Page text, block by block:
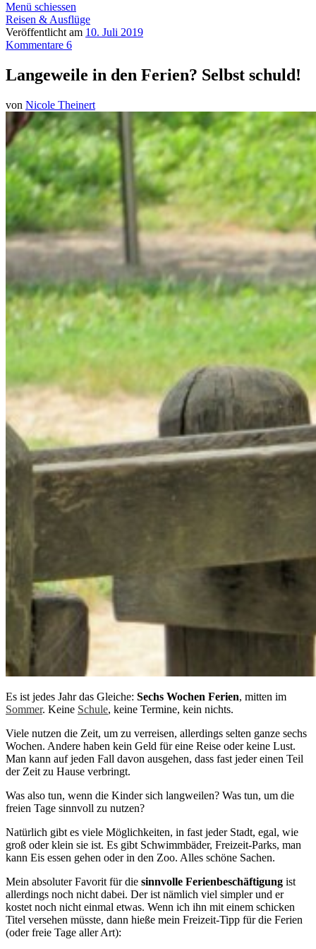
Menü schiessen
Reisen & Ausflüge
Veröffentlicht am 10. Juli 2019
Kommentare 6
Langeweile in den Ferien? Selbst schuld!
von Nicole Theinert
Es ist jedes Jahr das Gleiche: Sechs Wochen Ferien, mitten im
Sommer. Keine Schule, keine Termine, kein nichts.
Viele nutzen die Zeit, um zu verreisen, allerdings selten ganze sechs
Wochen. Andere haben kein Geld für eine Reise oder keine Lust.
Man kann auf jeden Fall davon ausgehen, dass fast jeder einen Teil
der Zeit zu Hause verbringt.
Was also tun, wenn die Kinder sich langweilen? Was tun, um die
freien Tage sinnvoll zu nutzen?
Natürlich gibt es viele Möglichkeiten, in fast jeder Stadt, egal, wie
groß oder klein sie ist. Es gibt Schwimmbäder, Freizeit-Parks, man
kann Eis essen gehen oder in den Zoo. Alles schöne Sachen.
Mein absoluter Favorit für die sinnvolle Ferienbeschäftigung ist
allerdings noch nicht dabei. Der ist nämlich viel simpler und er
kostet noch nicht einmal etwas. Wenn ich ihn mit einem schicken
Titel versehen müsste, dann hieße mein Freizeit-Tipp für die Ferien
(oder freie Tage aller Art):